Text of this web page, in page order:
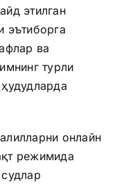
этилган
эътиборга
ва
турли
онлайн
режимида